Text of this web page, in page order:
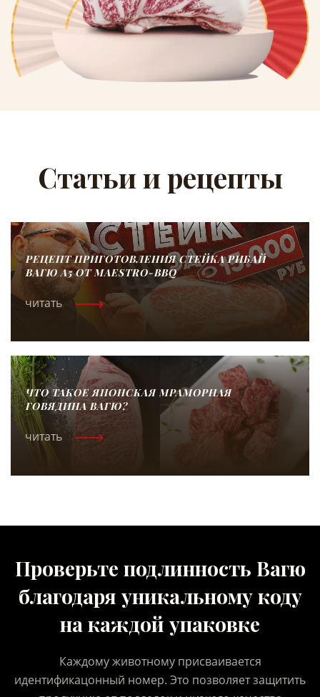
Статьи и рецепты
РЕЦЕПТ ПРИГОТОВЛЕНИЯ СТЕЙКА РИБАЙ
ВАГЮ А5 ОТ MAESTRO-BBQ
читать
ЧТО ТАКОЕ ЯПОНСКАЯ МРАМОРНАЯ
ГОВЯДИНА ВАГЮ?
читать
Проверьте подлинность Вагю
благодаря уникальному коду
на каждой упаковке
Каждому животному присваивается
идентификацонный номер. Это позволяет защитить